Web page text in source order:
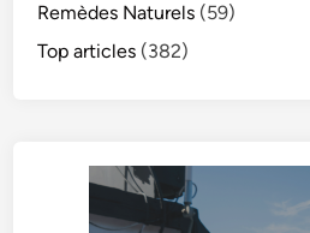
Remèdes Naturels (59)
Top articles (382)